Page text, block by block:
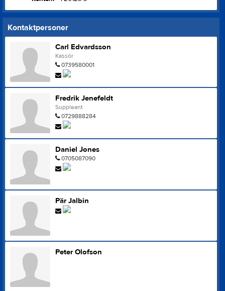
Kontaktpersoner
Carl Edvardsson
Kassör
0739580001
Fredrik Jenefeldt
Suppleant
0729888284
Daniel Jones
0705087090
Pär Jalbin
Peter Olofson